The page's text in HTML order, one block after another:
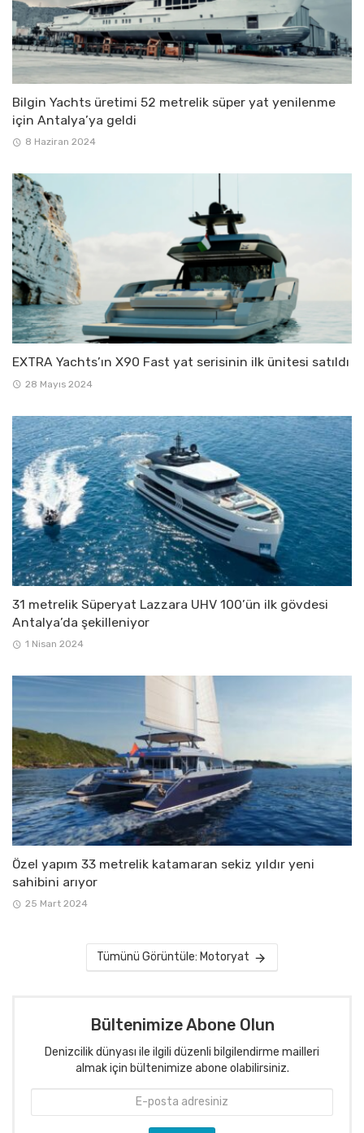
Bilgin Yachts üretimi 52 metrelik süper yat yenilenme
için Antalya’ya geldi
8 Haziran 2024
EXTRA Yachts’ın X90 Fast yat serisinin ilk ünitesi satıldı
28 Mayıs 2024
31 metrelik Süperyat Lazzara UHV 100’ün ilk gövdesi
Antalya’da şekilleniyor
1 Nisan 2024
Özel yapım 33 metrelik katamaran sekiz yıldır yeni
sahibini arıyor
25 Mart 2024
Tümünü Görüntüle: Motoryat
Bültenimize Abone Olun
Denizcilik dünyası ile ilgili düzenli bilgilendirme mailleri
almak için bültenimize abone olabilirsiniz.